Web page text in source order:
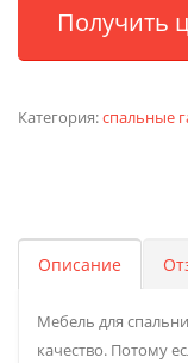
Получить
Категория:спальные
Описание
Мебель для
качество. Потому